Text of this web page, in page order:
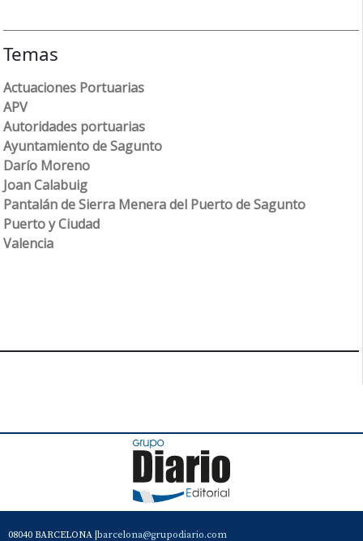
Temas
Actuaciones Portuarias
APV
Autoridades portuarias
Ayuntamiento de Sagunto
Darío Moreno
Joan Calabuig
Pantalán de Sierra Menera del Puerto de Sagunto
Puerto y Ciudad
Valencia
08040 BARCELONA | barcelona@grupodiario.com